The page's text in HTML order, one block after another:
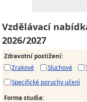
Vzdělávací
2026/2027
Zdravotní postižení:
Zrakové
Sluchové
Specifické poruchy učení
Forma studia: